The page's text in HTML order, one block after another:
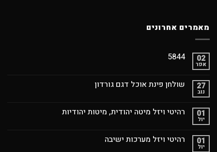
מאמרים אחרונים
02
אפר
5844
27
נוב
שולחן פינת אוכל דגם גורדון
01
יול
רהיטי ויזל מיטה יהודית, מיטות יהודיות
01
יול
רהיטי ויזל מערכות ישיבה